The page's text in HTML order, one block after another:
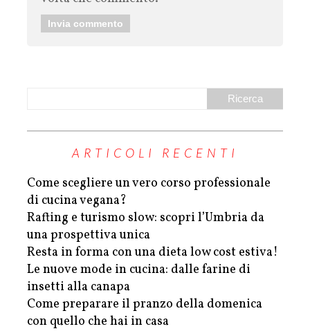
ARTICOLI RECENTI
Come scegliere un vero corso professionale
di cucina vegana?
Rafting e turismo slow: scopri l’Umbria da
una prospettiva unica
Resta in forma con una dieta low cost estiva!
Le nuove mode in cucina: dalle farine di
insetti alla canapa
Come preparare il pranzo della domenica
con quello che hai in casa